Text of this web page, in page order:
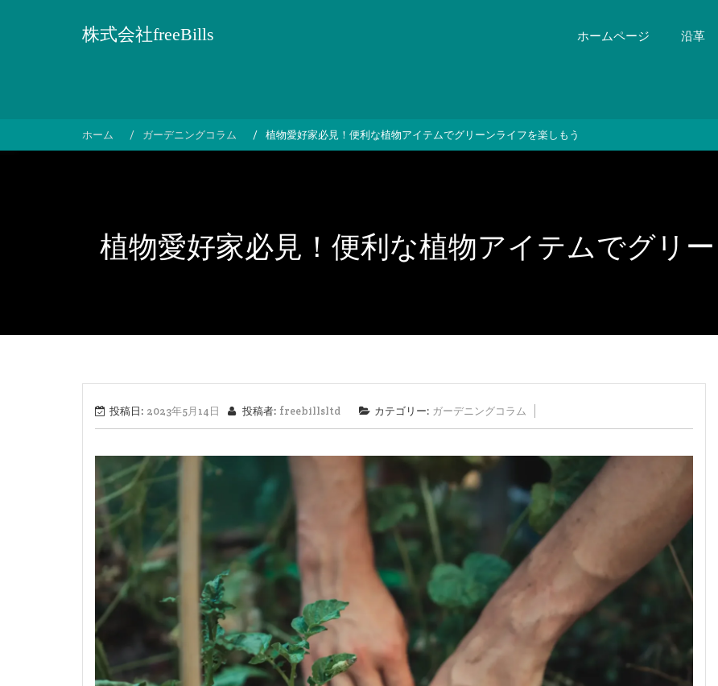
キ
株式会社freeBills ホームページ 沿革
ホーム ガーデニングコラム 植物愛好家必見！便利な植物アイテムでグリーンライフを楽しもう
植物愛好家必見！便利な植物アイテムでグリ
投稿日: 2023年5月14日 投稿者: freebillsltd カテゴリー: ガーデニングコラム